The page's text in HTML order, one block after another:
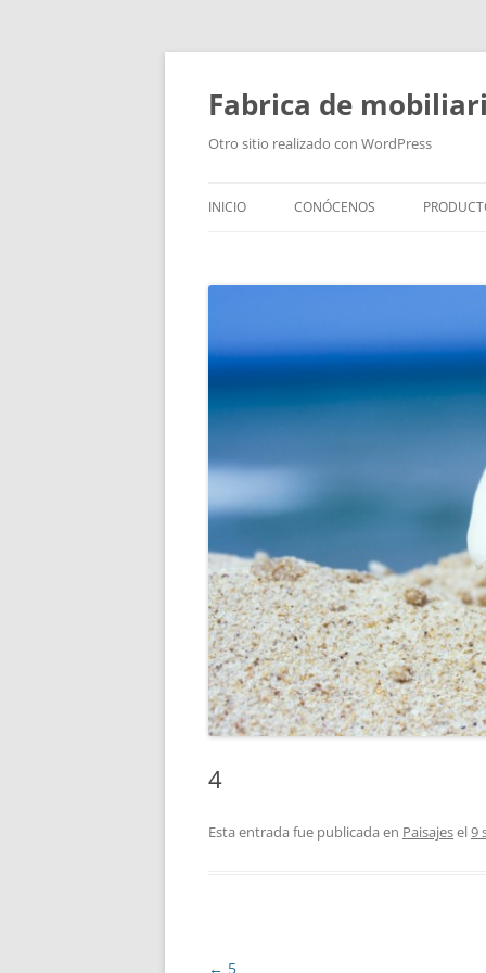
Fabrica de
Otro sitio realizado con WordPress
INICIO CONÓCENOS
4
Esta entrada fue publicada en Paisajesel9
Navegación
← 5